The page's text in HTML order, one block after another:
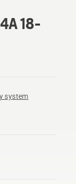
18-
system